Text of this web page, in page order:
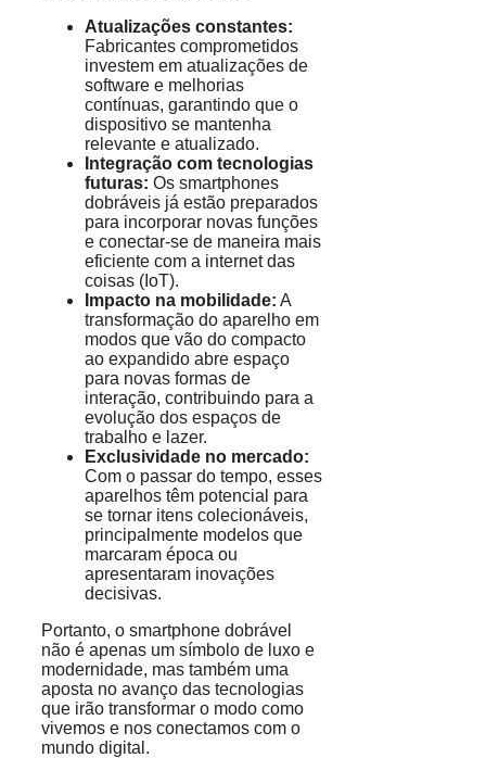
Atualizações constantes:
Fabricantes comprometidos
investem em atualizações de
software e melhorias
contínuas, garantindo que o
dispositivo se mantenha
relevante e atualizado.
Integração com tecnologias
futuras: Os smartphones
dobráveis já estão preparados
para incorporar novas funções
e conectar-se de maneira mais
eficiente com a internet das
coisas (IoT).
Impacto na mobilidade: A
transformação do aparelho em
modos que vão do compacto
ao expandido abre espaço
para novas formas de
interação, contribuindo para a
evolução dos espaços de
trabalho e lazer.
Exclusividade no mercado:
Com o passar do tempo, esses
aparelhos têm potencial para
se tornar itens colecionáveis,
principalmente modelos que
marcaram época ou
apresentaram inovações
decisivas.
Portanto, o smartphone dobrável
não é apenas um símbolo de luxo e
modernidade, mas também uma
aposta no avanço das tecnologias
que irão transformar o modo como
vivemos e nos conectamos com o
mundo digital.